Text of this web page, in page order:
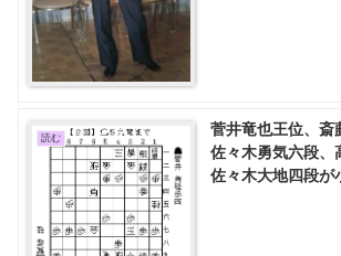
読む
菅井竜也王位、斎
佐々木勇気六段、
佐々木大地四段が